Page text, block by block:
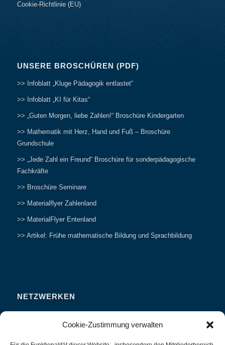
Cookie-Zustimmung verwalten
Cookie-Richtlinie (EU)
UNSERE BROSCHÜREN (PDF)
>> Infoblatt „Kluge Pädagogik entlastet“
>> Infoblatt „KI für Kitas“
>> „Guten Morgen, liebe Zahlen!“ Broschüre Kindergarten
>> Mathematik mit Herz, Hand und Fuß – Broschüre
Grundschule
>> „Jede Zahl ein Freund“ Broschüre für sonderpädagogische
Fachkräfte
>> Broschüre Seminare
>> Materialflyer Zahlenland
>> MaterialFlyer Entenland
>> Artikel: Frühe mathematische Bildung und Sprachbildung
NETZWERKEN
Zahlenfreunde Forum